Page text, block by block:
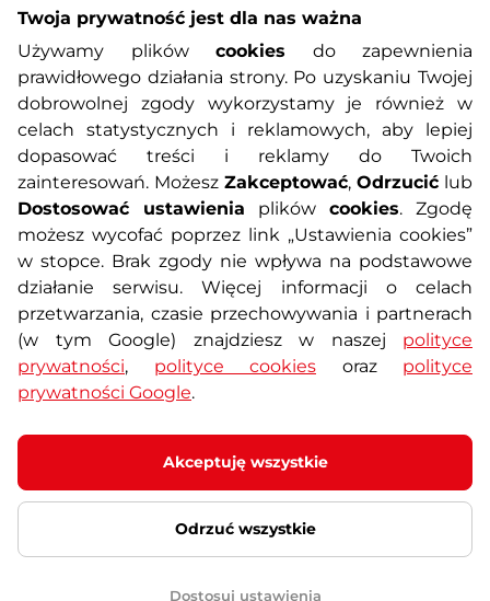
Informacje o zakupach
O nas Regulamin sklepu
Polityka prywatności Koszty przesyłek
Metody płatności Program lojalnościowy
Usługi dodatkowe Reklamacje i serwis
Formularz kontaktowy Wyposażenie siłowni
Twoja prywatność jest dla nas ważna
Używamy plików cookies do zapewnienia
prawidłowego działania strony. Po uzyskaniu Twojej
dobrowolnej zgody wykorzystamy je również w
celach statystycznych i reklamowych, aby lepiej
dopasować treści i reklamy do Twoich
zainteresowań. Możesz Zakceptować, Odrzucić lub
Dostosować ustawienia plików cookies. Zgodę
możesz wycofać poprzez link „Ustawienia cookies”
w stopce. Brak zgody nie wpływa na podstawowe
działanie serwisu. Więcej informacji o celach
przetwarzania, czasie przechowywania i partnerach
(w tym Google) znajdziesz w naszej polityce
prywatności, polityce cookies oraz polityce
prywatności Google.
Akceptuję wszystkie
Odrzuć wszystkie
Dostosuj ustawienia